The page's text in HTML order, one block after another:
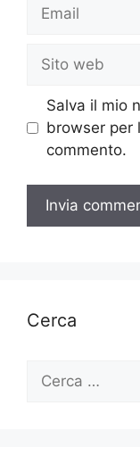
Sito
web
Salva il mio
browser per
commento.
Cerca
per: